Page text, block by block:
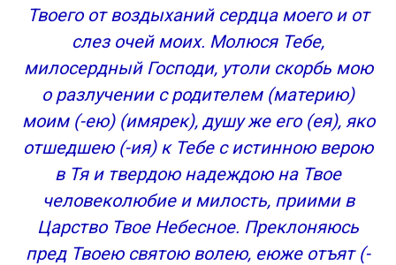
Твоего от воздыханий сердца моего и от
слез очей моих. Молюся Тебе,
милосердный Господи, утоли скорбь мою
о разлучении с родителем (материю)
моим (-ею) (имярек), душу же его (ея), яко
отшедшею (-ия) к Тебе с истинною верою
в Тя и твердою надеждою на Твое
человеколюбие и милость, приими в
Царство Твое Небесное. Преклоняюсь
пред Твоею святою волею, еюже отъят (-